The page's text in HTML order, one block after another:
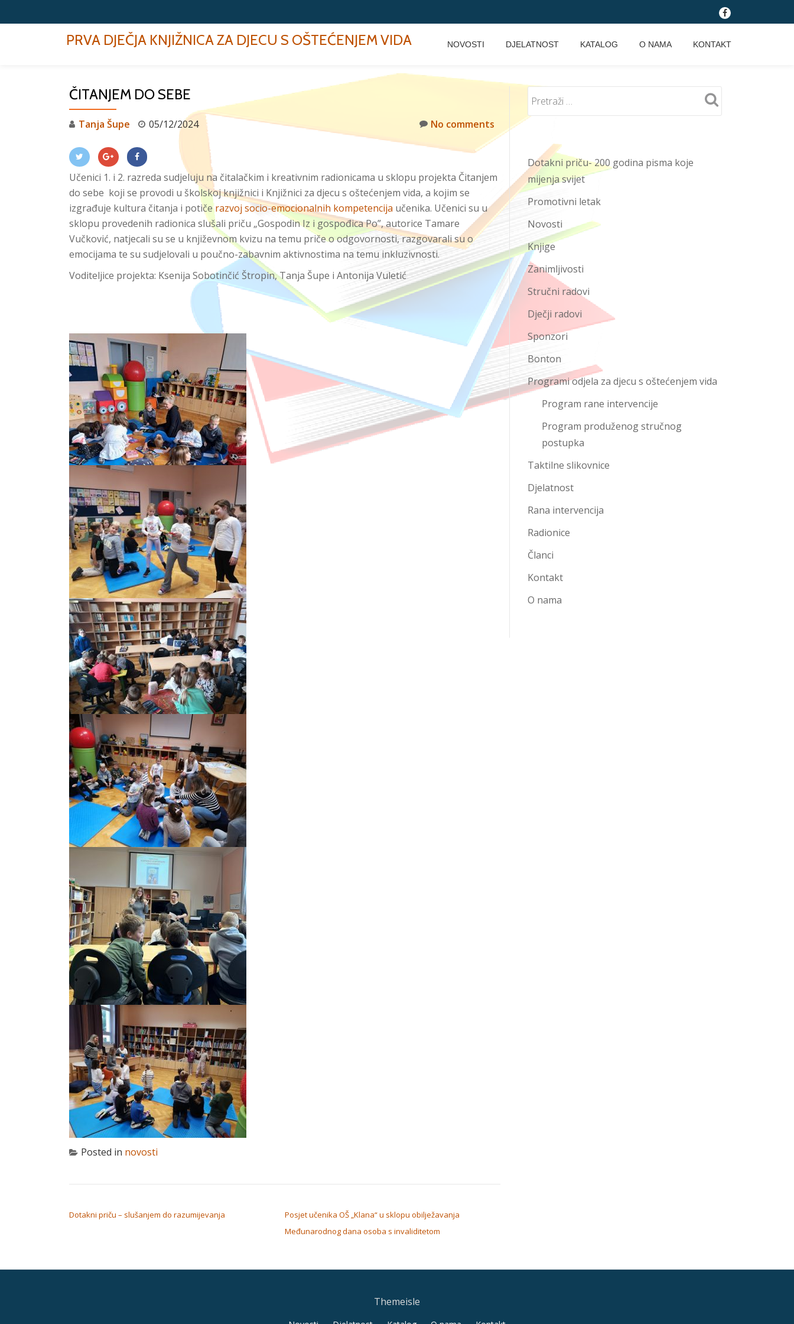
fa-
PRVA DJEČJA KNJIŽNICA ZA DJECU S OŠTEĆENJEM VIDA NOVOSTI DJELATNOST KATALOG O NAMA KONTAKT
ČITANJEM DO SEBE
Tanja Šupe 05/12/2024 No comments
Učenici 1. i 2. razreda sudjeluju na čitalačkim i kreativnim radionicama u sklopu projekta Čitanjem
do sebe koji se provodi u školskoj knjižnici i Knjižnici za djecu s oštećenjem vida, a kojim se
izgrađuje kultura čitanja i potičerazvoj socio-emocionalnih kompetencija učenika. Učenici su u
sklopu provedenih radionica slušali priču „Gospodin Iz i gospođica Po”, autorice Tamare
Vučković, natjecali su se u književnom kvizu na temu priče o odgovornosti, razgovarali su o
emocijama te su sudjelovali u poučno-zabavnim aktivnostima na temu inkluzivnosti.
Voditeljice projekta: Ksenija Sobotinčić Štropin, Tanja Šupe i Antonija Vuletić
Posted in novosti
Dotakni priču – slušanjem do razumijevanja
Posjet učenika OŠ „Klana“ u sklopu obilježavanja
Međunarodnog dana osoba s invaliditetom
Dotakni priču- 200 godina pisma koje
mijenja svijet
Promotivni letak
Novosti
Knjige
Zanimljivosti
Stručni radovi
Dječji radovi
Sponzori
Bonton
Programi odjela za djecu s oštećenjem vida
Program rane intervencije
Program produženog stručnog
postupka
Taktilne slikovnice
Djelatnost
Rana intervencija
Radionice
Članci
Kontakt
O nama
Themeisle